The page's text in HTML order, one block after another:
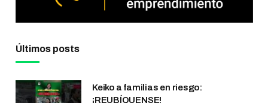
Últimos posts
Keiko a familias en riesgo:
¡REUBÍQUENSE!